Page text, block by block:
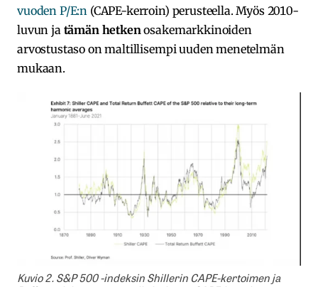
vuoden P/E:n (CAPE-kerroin) perusteella. Myös 2010-
luvun ja tämän hetkenosakemarkkinoiden
arvostustaso on maltillisempi uuden menetelmän
mukaan.
Kuvio 2. S&P 500 -indeksin Shillerin CAPE-kertoimen ja